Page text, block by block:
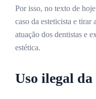
Por isso, no texto de
caso da esteticista e tirar
atuação dos dentistas e
estética.
Uso ilegal